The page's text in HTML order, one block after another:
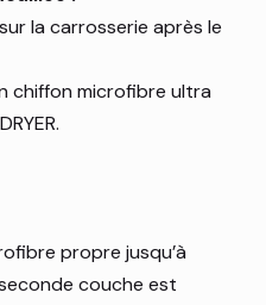
la carrosserie après le
chiffon microfibre ultra
propre jusqu’à
couche est